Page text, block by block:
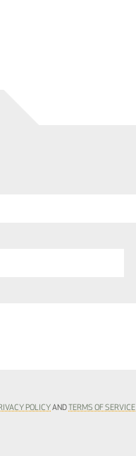
POLICY AND TERMS OF SERVICE